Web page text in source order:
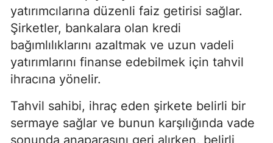
yatırımcılarına düzenli faiz getirisi sağlar.
Şirketler, bankalara olan kredi
bağımlılıklarını azaltmak ve uzun vadeli
yatırımlarını finanse edebilmek için tahvil
ihracına yönelir.
Tahvil sahibi, ihraç eden şirkete belirli bir
sermaye sağlar ve bunun karşılığında vade
sonunda anaparasını geri alırken, belirli